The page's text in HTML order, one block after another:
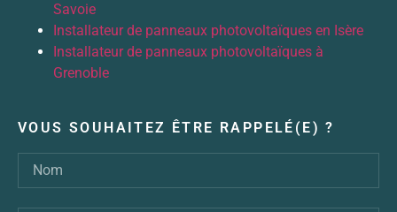
Savoie
Installateur de panneaux photovoltaïques en Isère
Installateur de panneaux photovoltaïques à
Grenoble
VOUS SOUHAITEZ ÊTRE RAPPELÉ(E) ?